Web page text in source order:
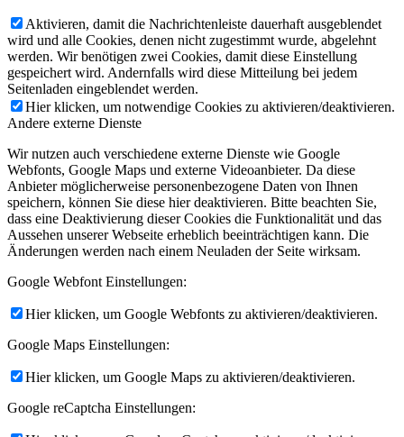
Aktivieren, damit die Nachrichtenleiste dauerhaft ausgeblendet
wird und alle Cookies, denen nicht zugestimmt wurde, abgelehnt
werden. Wir benötigen zwei Cookies, damit diese Einstellung
gespeichert wird. Andernfalls wird diese Mitteilung bei jedem
Seitenladen eingeblendet werden.
Hier klicken, um notwendige Cookies zu aktivieren/deaktivieren.
Andere externe Dienste
Wir nutzen auch verschiedene externe Dienste wie Google
Webfonts, Google Maps und externe Videoanbieter. Da diese
Anbieter möglicherweise personenbezogene Daten von Ihnen
speichern, können Sie diese hier deaktivieren. Bitte beachten Sie,
dass eine Deaktivierung dieser Cookies die Funktionalität und das
Aussehen unserer Webseite erheblich beeinträchtigen kann. Die
Änderungen werden nach einem Neuladen der Seite wirksam.
Google Webfont Einstellungen:
Hier klicken, um Google Webfonts zu aktivieren/deaktivieren.
Google Maps Einstellungen:
Hier klicken, um Google Maps zu aktivieren/deaktivieren.
Google reCaptcha Einstellungen: